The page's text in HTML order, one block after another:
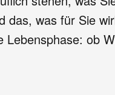
das, was für Sie
Lebensphase: ob